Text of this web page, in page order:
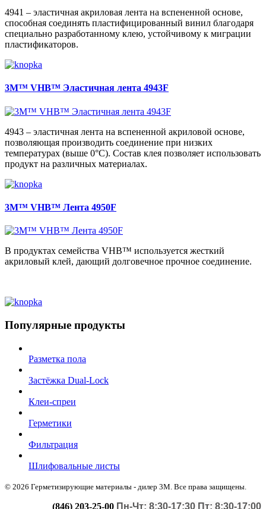
4941 – эластичная акриловая лента на вспененной основе,
способная соединять пластифицированный винил благодаря
специально разработанному клею, устойчивому к миграции
пластификаторов.
3M™ VHB™ Эластичная лента 4943F
4943 – эластичная лента на вспененной акриловой основе,
позволяющая производить соединение при низких
температурах (выше 0°С). Состав клея позволяет использовать
продукт на различных материалах.
3M™ VHB™ Лента 4950F
В продуктах семейства VHB™ используется жесткий
акриловый клей, дающий долговечное прочное соединение.
Популярные продукты
Разметка пола
Застёжка Dual-Lock
Клеи-спреи
Герметики
Фильтрация
Шлифовальные листы
© 2026 Герметизирующие материалы - дилер 3М. Все права защищены.
(846) 203-25-00 Пн-Чт: 8:30-17:30 Пт: 8:30-17:00